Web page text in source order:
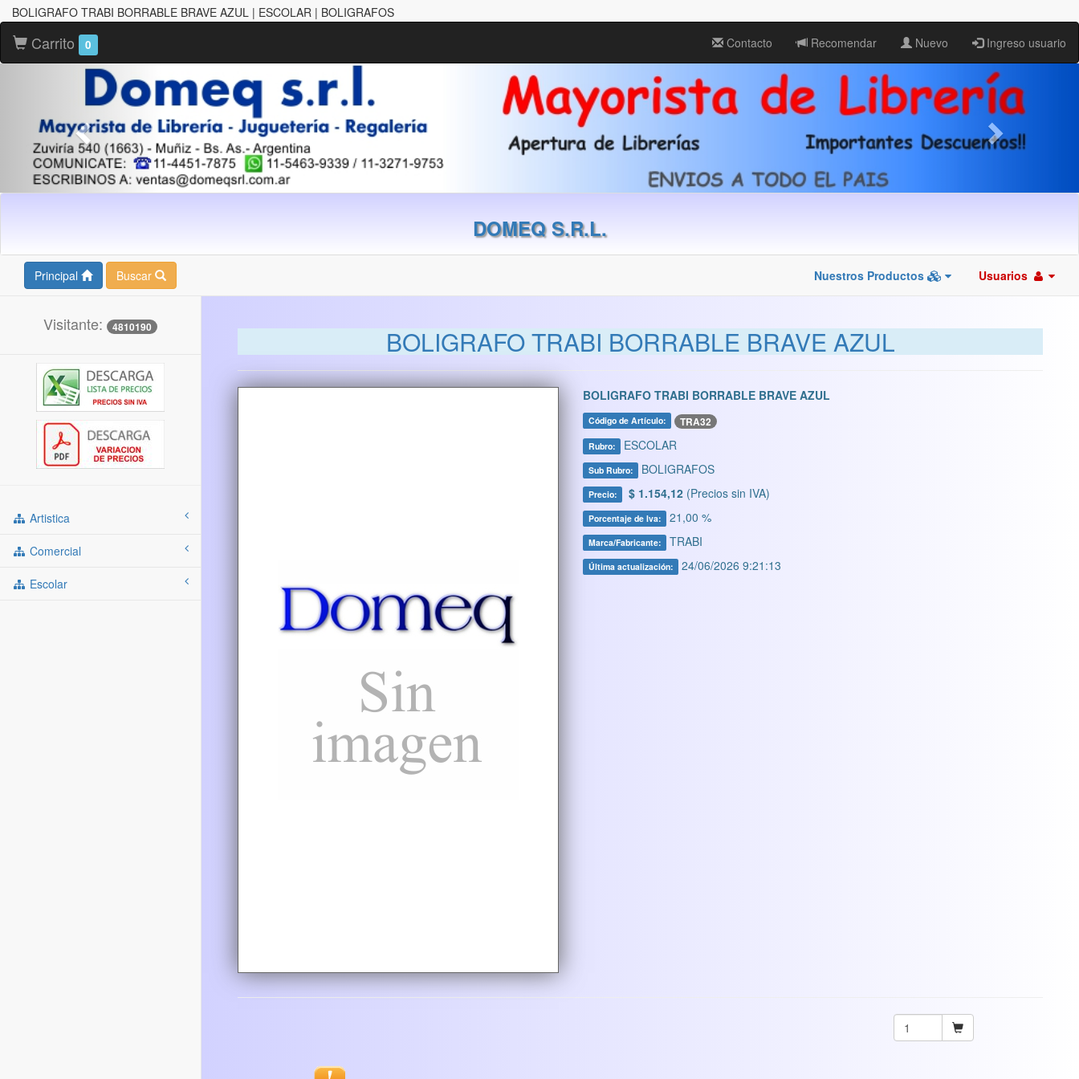
BOLIGRAFO TRABI BORRABLE BRAVE AZUL | ESCOLAR | BOLIGRAFOS
Carrito 0 Contacto Recomendar Nuevo Ingreso usuario
DOMEQ S.R.L.
Principal Buscar Nuestros Productos Usuarios
Visitante: 4810190
Artistica
Comercial
Escolar
BOLIGRAFO TRABI BORRABLE BRAVE AZUL
BOLIGRAFO TRABI BORRABLE BRAVE AZUL
Código de Artículo: TRA32
Rubro: ESCOLAR
Sub Rubro: BOLIGRAFOS
Precio: $ 1.154,12 (Precios sin IVA)
Porcentaje de Iva: 21,00 %
Marca/Fabricante: TRABI
Última actualización: 24/06/2026 9:21:13